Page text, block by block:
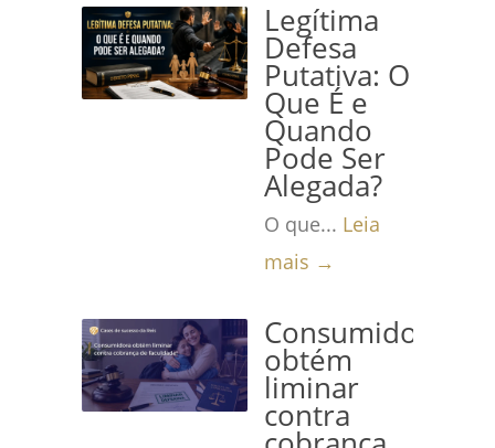
Legítima
Defesa
Putativa: O
Que É e
Quando
Pode Ser
Alegada?
O que... Leia
mais →
Consumidora
obtém
liminar
contra